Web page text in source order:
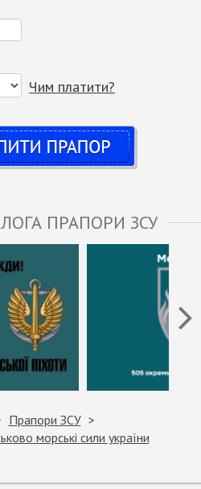
Чим платити?
Купити
ПРАПОРИ ЗСУ
Прапори ЗСУ
морські сили україни